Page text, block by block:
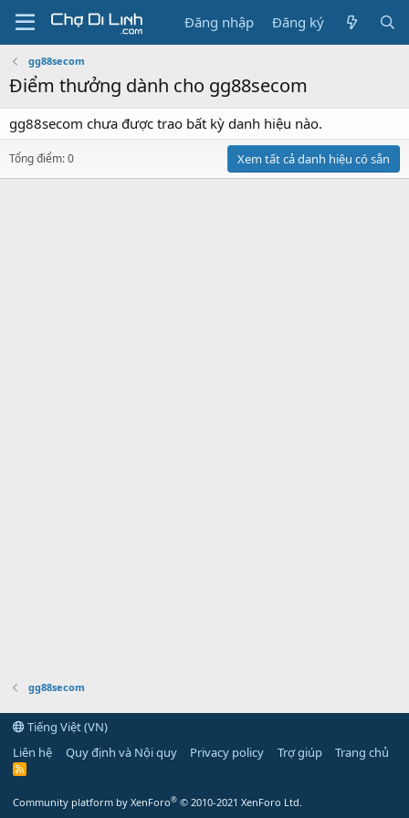
Đăng nhập Đăng ký
gg88secom
Điểm thưởng dành cho gg88secom
gg88secom chưa được trao bất kỳ danh hiệu nào.
Tổng điểm: 0 Xem tất cả danh hiệu có sẵn
gg88secom
Tiếng Việt (VN)
Liên hệ
Quy định và Nội quy Privacy policy Trợ giúp Trang chủ
R
Community platform by XenForo® © 2010-2021 XenForo Ltd.